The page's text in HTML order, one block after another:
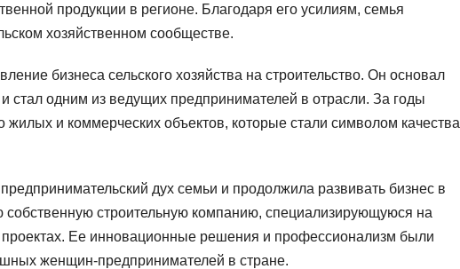
продукции в регионе. Благодаря его усилиям, семья
хозяйственном сообществе.
бизнеса сельского хозяйства на строительство. Он основал
стал одним из ведущих предпринимателей в отрасли. За годы
и коммерческих объектов, которые стали символом качества
дух семьи и продолжила развивать бизнес в
строительную компанию, специализирующуюся на
проектах. Ее инновационные решения и профессионализм были
женщин-предпринимателей в стране.